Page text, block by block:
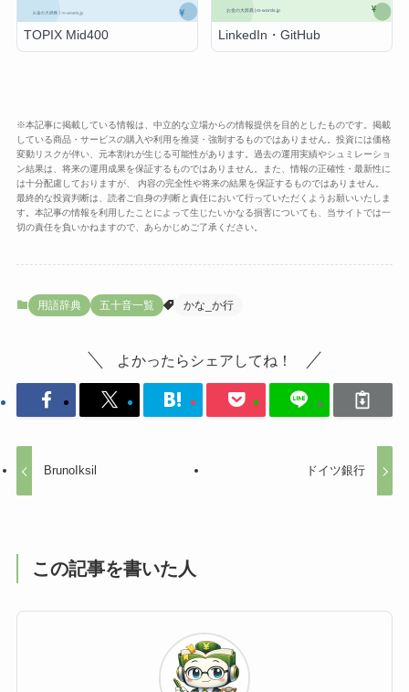
TOPIX Mid400 LinkedIn・GitHub
※本記事に掲載している情報は、中立的な立場からの情報提供を目的としたものです。掲載
している商品・サービスの購入や利用を推奨・強制するものではありません。投資には価格
変動リスクが伴い、元本割れが生じる可能性があります。過去の運用実績やシュミレーショ
ン結果は、将来の運用成果を保証するものではありません。また、情報の正確性・最新性に
は十分配慮しておりますが、 内容の完全性や将来の結果を保証するものではありません。
最終的な投資判断は、読者ご自身の判断と責任において行っていただくようお願いいたしま
す。本記事の情報を利用したことによって生じたいかなる損害についても、当サイトでは一
切の責任を負いかねますので、あらかじめご了承ください。
用語辞典 五十音一覧 かな_か行
よかったらシェアしてね！
BrunoIksil ドイツ銀行
この記事を書いた人